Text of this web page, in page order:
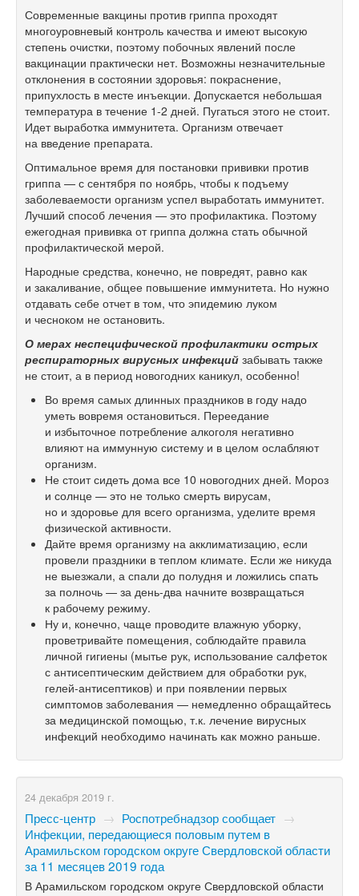
Современные вакцины против гриппа проходят
многоуровневый контроль качества и имеют высокую
степень очистки, поэтому побочных явлений после
вакцинации практически нет. Возможны незначительные
отклонения в состоянии здоровья: покраснение,
припухлость в месте инъекции. Допускается небольшая
температура в течение 1-2 дней. Пугаться этого не стоит.
Идет выработка иммунитета. Организм отвечает
на введение препарата.
Оптимальное время для постановки прививки против
гриппа — с сентября по ноябрь, чтобы к подъему
заболеваемости организм успел выработать иммунитет.
Лучший способ лечения — это профилактика. Поэтому
ежегодная прививка от гриппа должна стать обычной
профилактической мерой.
Народные средства, конечно, не повредят, равно как
и закаливание, общее повышение иммунитета. Но нужно
отдавать себе отчет в том, что эпидемию луком
и чесноком не остановить.
О мерах неспецифической профилактики острых
респираторных вирусных инфекций забывать также
не стоит, а в период новогодних каникул, особенно!
Во время самых длинных праздников в году надо
уметь вовремя остановиться. Переедание
и избыточное потребление алкоголя негативно
влияют на иммунную систему и в целом ослабляют
организм.
Не стоит сидеть дома все 10 новогодних дней. Мороз
и солнце — это не только смерть вирусам,
но и здоровье для всего организма, уделите время
физической активности.
Дайте время организму на акклиматизацию, если
провели праздники в теплом климате. Если же никуда
не выезжали, а спали до полудня и ложились спать
за полночь — за день-два начните возвращаться
к рабочему режиму.
Ну и, конечно, чаще проводите влажную уборку,
проветривайте помещения, соблюдайте правила
личной гигиены (мытье рук, использование салфеток
с антисептическим действием для обработки рук,
гелей-антисептиков) и при появлении первых
симптомов заболевания — немедленно обращайтесь
за медицинской помощью, т.к. лечение вирусных
инфекций необходимо начинать как можно раньше.
24 декабря 2019 г.
Пресс-центр → Роспотребнадзор сообщает →
Инфекции, передающиеся половым путем в
Арамильском городском округе Свердловской области
за 11 месяцев 2019 года
В Арамильском городском округе Свердловской области